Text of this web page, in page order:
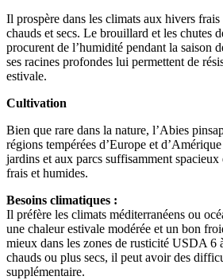
Il prospère dans les climats aux hivers frais
chauds et secs. Le brouillard et les chutes
procurent de l’humidité pendant la saison
ses racines profondes lui permettent de
estivale.
Cultivation
Bien que rare dans la nature, l’Abies
régions tempérées d’Europe et
jardins et aux parcs suffisamment
frais et humides.
Besoins climatiques :
Il préfère les climats méditerranéens ou
une chaleur estivale modérée et un bon
mieux dans les zones de rusticité USDA 6
chauds ou plus secs, il peut avoir des
supplémentaire.